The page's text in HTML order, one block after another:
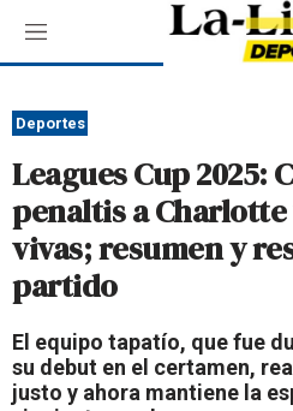
M
e
ú
Deportes
Leagues Cup 2025:
penaltis a
vivas; resumen y
partido
El equipo tapatío, que fue
su debut en el certamen,
justo y ahora mantiene la